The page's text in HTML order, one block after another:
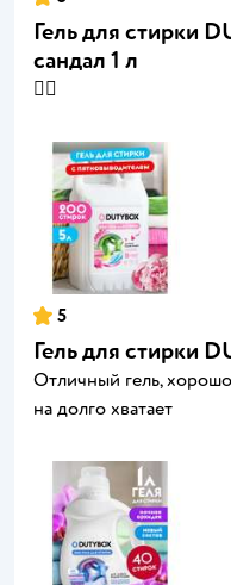
Гель для стирки
сандал 1 л
👍🏻
5
Гель для стирки
Отличный гель,
на долго хватает